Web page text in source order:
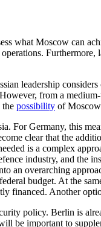
what Moscow can
leadership
from a
the possibility of
For Germany, this
clear that the
is a complex
industry, and the
an overarching
budget. At the
financed. Another
policy. Berlin is
important to